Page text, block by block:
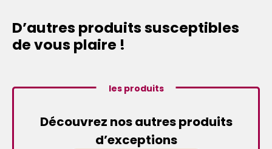
D’autres produits susceptibles
de vous plaire !
les produits
Découvrez nos autres produits
d’exceptions